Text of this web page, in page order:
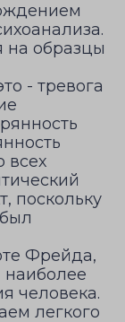
на образцы
- тревога
всех
поскольку
Фрейда,
наиболее
человека.
легкого